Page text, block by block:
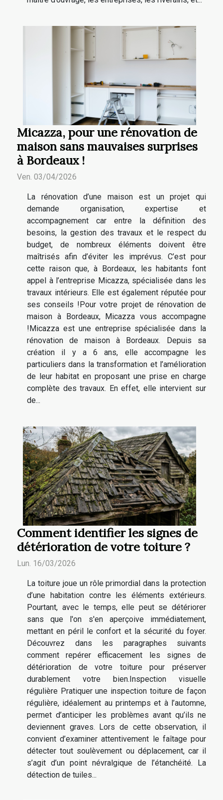
Micazza, pour une rénovation de
maison sans mauvaises surprises
à Bordeaux !
Ven. 03/04/2026
La rénovation d’une maison est un projet qui
demande organisation, expertise et
accompagnement car entre la définition des
besoins, la gestion des travaux et le respect du
budget, de nombreux éléments doivent être
maîtrisés afin d’éviter les imprévus. C’est pour
cette raison que, à Bordeaux, les habitants font
appel à l’entreprise Micazza, spécialisée dans les
travaux intérieurs. Elle est également réputée pour
ses conseils !Pour votre projet de rénovation de
maison à Bordeaux, Micazza vous accompagne
!Micazza est une entreprise spécialisée dans la
rénovation de maison à Bordeaux. Depuis sa
création il y a 6 ans, elle accompagne les
particuliers dans la transformation et l’amélioration
de leur habitat en proposant une prise en charge
complète des travaux. En effet, elle intervient sur
de...
Comment identifier les signes de
détérioration de votre toiture ?
Lun. 16/03/2026
La toiture joue un rôle primordial dans la protection
d’une habitation contre les éléments extérieurs.
Pourtant, avec le temps, elle peut se détériorer
sans que l'on s'en aperçoive immédiatement,
mettant en péril le confort et la sécurité du foyer.
Découvrez dans les paragraphes suivants
comment repérer efficacement les signes de
détérioration de votre toiture pour préserver
durablement votre bien.Inspection visuelle
régulière Pratiquer une inspection toiture de façon
régulière, idéalement au printemps et à l’automne,
permet d’anticiper les problèmes avant qu’ils ne
deviennent graves. Lors de cette observation, il
convient d’examiner attentivement le faîtage pour
détecter tout soulèvement ou déplacement, car il
s’agit d’un point névralgique de l’étanchéité. La
détection de tuiles...